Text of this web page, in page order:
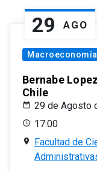
29 AGO
Macroeconomía
Bernabe
Chile
29 de Agosto
17:00
Facultad de